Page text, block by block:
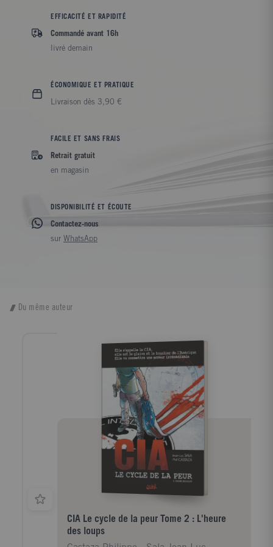
EFFICACITÉ ET RAPIDITÉ
Commandé avant 16h
livré demain
ÉCONOMIQUE ET PRATIQUE
Livraison dès 3,90 €
FACILE ET SANS FRAIS
Retrait gratuit
en magasin
DISPONIBILITÉ ET ÉCOUTE
Contactez-nous
sur WhatsApp
Du même auteur
CIA Le cycle de la peur Tome 2 : L'heure
des loups